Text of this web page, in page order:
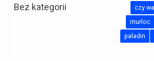
Bez kategorii
czy
murloc
paladin